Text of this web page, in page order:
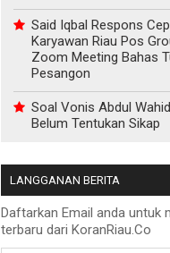
Said Iqbal Respons
Karyawan Riau Pos
Zoom Meeting Bahas
Pesangon
Soal Vonis Abdul
Belum Tentukan Sikap
LANGGANAN BERITA
Daftarkan Email anda untuk
terbaru dari KoranRiau.Co